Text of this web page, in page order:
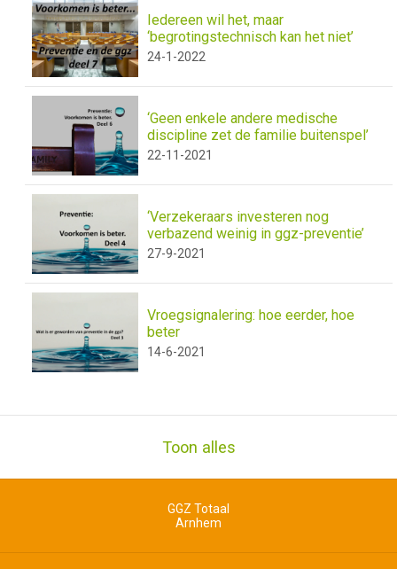
Iedereen wil het, maar
‘begrotingstechnisch kan het niet’
24-1-2022
‘Geen enkele andere medische
discipline zet de familie buitenspel’
22-11-2021
‘Verzekeraars investeren nog
verbazend weinig in ggz-preventie’
27-9-2021
Vroegsignalering: hoe eerder, hoe
beter
14-6-2021
Toon alles
GGZ Totaal
Arnhem